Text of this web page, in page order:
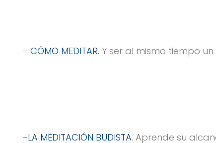
– CÓMO MEDITAR. Y ser al mismo tiempo
–LA MEDITACIÓN BUDISTA. Aprende su